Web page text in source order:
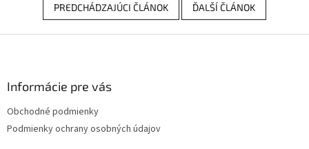
PREDCHÁDZAJÚCI ČLÁNOK ĎALŠÍ ČLÁNOK
Informácie pre vás
Obchodné podmienky
Podmienky ochrany osobných údajov